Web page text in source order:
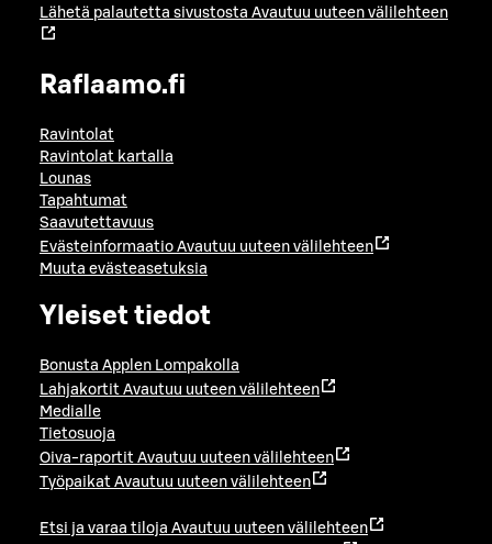
Lähetä palautetta sivustosta Avautuu uuteen välilehteen
Raflaamo.fi
Ravintolat
Ravintolat kartalla
Lounas
Tapahtumat
Saavutettavuus
Evästeinformaatio Avautuu uuteen välilehteen
Muuta evästeasetuksia
Yleiset tiedot
Bonusta Applen Lompakolla
Lahjakortit Avautuu uuteen välilehteen
Medialle
Tietosuoja
Oiva-raportit Avautuu uuteen välilehteen
Työpaikat Avautuu uuteen välilehteen
Etsi ja varaa tiloja Avautuu uuteen välilehteen